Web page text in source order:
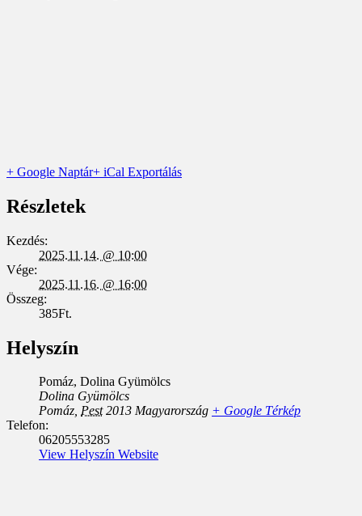
+ Google Naptár+ iCal Exportálás
Részletek
Kezdés:
2025.11.14. @ 10:00
Vége:
2025.11.16. @ 16:00
Összeg:
385Ft.
Helyszín
Pomáz, Dolina Gyümölcs
Dolina Gyümölcs
Pomáz, Pest 2013 Magyarország + Google Térkép
Telefon:
06205553285
View Helyszín Website